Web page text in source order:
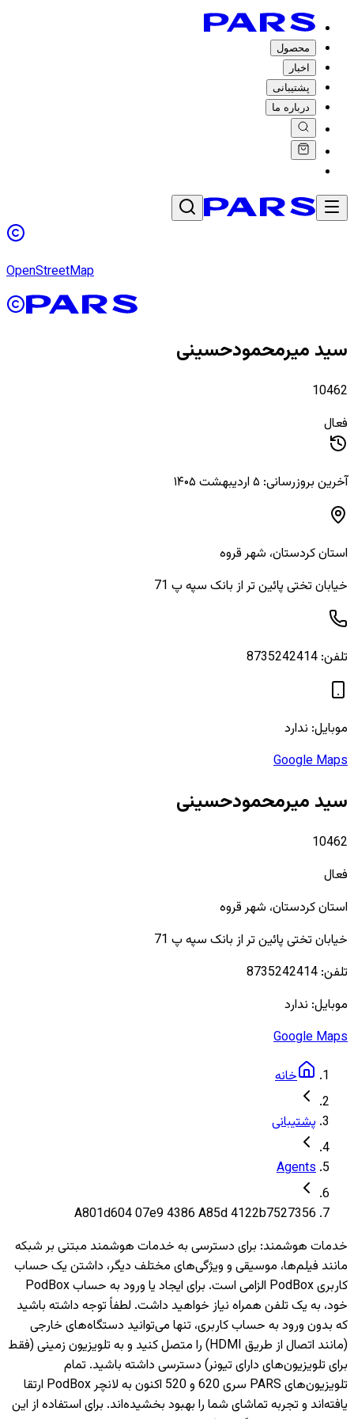
محصول
اخبار
پشتیبانی
درباره ما
OpenStreetMap
سید میرمحمودحسینی
10462
فعال
آخرین بروزرسانی: ۵ اردیبهشت ۱۴۰۵
استانکردستان، شهرقروه
خیابان تختی پائین تر از بانک سپه پ 71
تلفن: 8735242414
موبایل: ندارد
Google Maps
سید میرمحمودحسینی
10462
فعال
استانکردستان، شهرقروه
خیابان تختی پائین تر از بانک سپه پ 71
تلفن: 8735242414
موبایل: ندارد
Google Maps
خانه
پشتیبانی
Agents
A801d604 07e9 4386 A85d 4122b7527356
خدمات هوشمند: برای دسترسی به خدمات هوشمند مبتنی بر شبکه
مانند فیلم‌ها، موسیقی و ویژگی‌های مختلف دیگر، داشتن یک حساب
کاربری PodBox الزامی است. برای ایجاد یا ورود به حساب PodBox
خود، به یک تلفن همراه نیاز خواهید داشت. لطفاً توجه داشته باشید
که بدون ورود به حساب کاربری، تنها می‌توانید دستگاه‌های خارجی
(مانند اتصال از طریق HDMI) را متصل کنید و به تلویزیون‌ زمینی (فقط
برای تلویزیون‌های دارای تیونر) دسترسی داشته باشید. تمام
تلویزیون‌های PARS سری 620 و 520 اکنون به لانچر PodBox ارتقا
یافته‌اند و تجربه تماشای شما را بهبود بخشیده‌اند. برای استفاده از این